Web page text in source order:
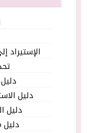
الإستيراد
دليل
دليل
دليل